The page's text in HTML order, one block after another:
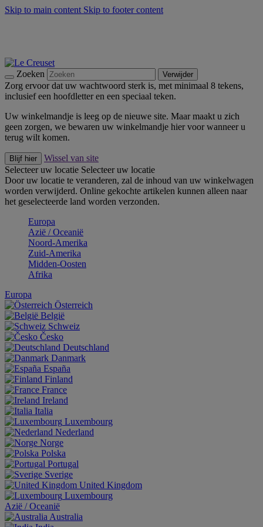
Skip to main content Skip to footer content
Zoeken Verwijder
Zorg ervoor dat uw wachtwoord sterk is, met minimaal 8 tekens,
inclusief een hoofdletter en een speciaal teken.
Uw winkelmandje is leeg op de nieuwe site. Maar maakt u zich
geen zorgen, we bewaren uw winkelmandje hier voor wanneer u
terug wilt komen.
Blijf hier
Wissel van site
Selecteer uw locatie Selecteer uw locatie
Door uw locatie te veranderen, zal de inhoud van uw winkelwagen
worden verwijderd. Online gekochte artikelen kunnen alleen naar
het geselecteerde land worden verzonden.
Europa
Aziё / Oceaniё
Noord-Amerika
Zuid-Amerika
Midden-Oosten
Afrika
Europa
Österreich
België
Schweiz
Česko
Deutschland
Danmark
España
Finland
France
Ireland
Italia
Luxembourg
Nederland
Norge
Polska
Portugal
Sverige
United Kingdom
Luxembourg
Aziё / Oceaniё
Australia